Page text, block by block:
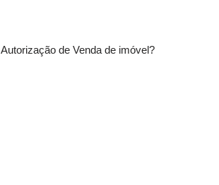
de Venda de imóvel?